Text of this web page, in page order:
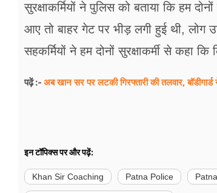
सुरक्षाकर्मियों ने पुलिस को बताया कि हम
आए तो बाहर गेट पर भीड़ लगी हुई थी,
सहकर्मियों ने हम दोनों सुरक्षाकर्मी से कहा
पढ़ें :- अब खान सर पर लटकी गिरफ्तारी की तलवार,
इन टॉपिक्स पर और पढ़ें:
Khan Sir Coaching Patna Police